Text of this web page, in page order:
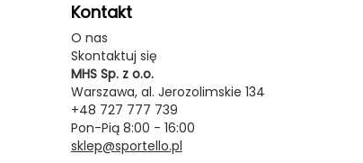
Kontakt
O nas
Skontaktuj się
MHS Sp. z o.o.
Warszawa, al. Jerozolimskie 134
+48 727 777 739
Pon-Pią 8:00 - 16:00
sklep@sportello.pl